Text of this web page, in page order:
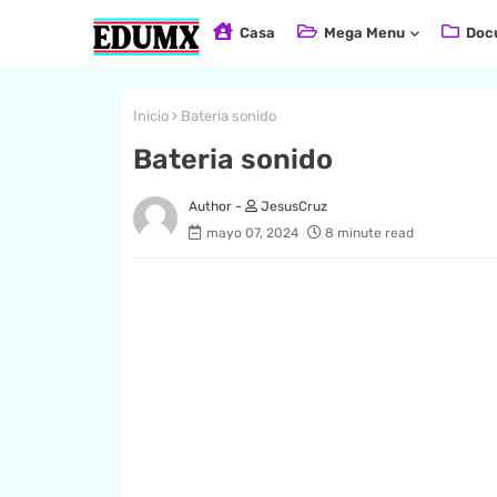
Casa Mega Menu
Inicio Bateria sonido
Bateria sonido
JesusCruz
mayo 07, 2024
8 minute read